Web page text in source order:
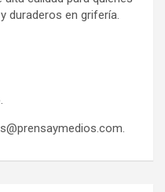
duraderos en grifería.